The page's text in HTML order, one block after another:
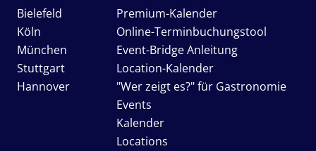
Bielefeld
Köln
München
Stuttgart
Hannover
Premium-Kalender
Online-Terminbuchungstool
Event-Bridge Anleitung
Location-Kalender
"Wer zeigt es?" für Gastronomie
Events
Kalender
Locations